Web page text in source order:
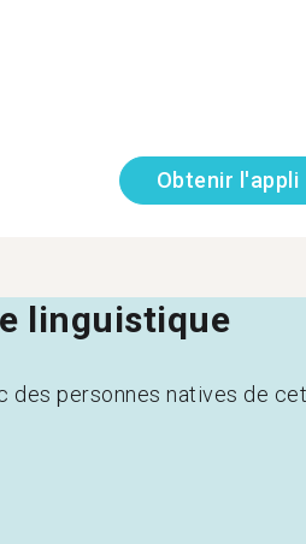
Obtenir l'appli
linguistique
personnes natives de